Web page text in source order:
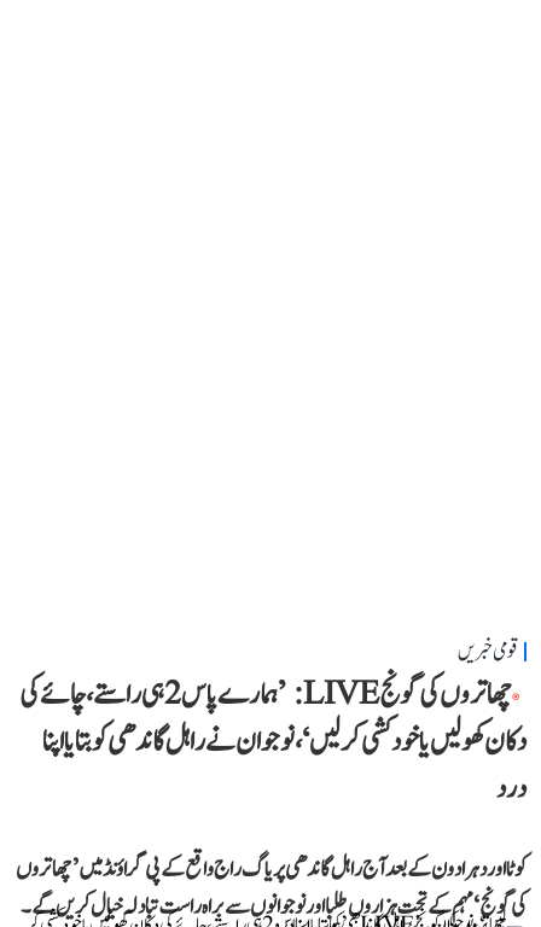
قومی خبریں
چھاتروں کی گونج LIVE: ’ہمارے پاس 2 ہی راستے، چائے کی
دکان کھولیں یا خودکشی کر لیں‘، نوجوان نے راہل گاندھی کو بتایا اپنا
درد
کوٹا اور دہرادون کے بعد آج راہل گاندھی پریاگ راج واقع کے پی گراؤنڈ میں ’چھاتروں
کی گونج‘ مہم کے تحت ہزاروں طلبا اور نوجوانوں سے براہ راست تبادلہ خیال کریں گے۔